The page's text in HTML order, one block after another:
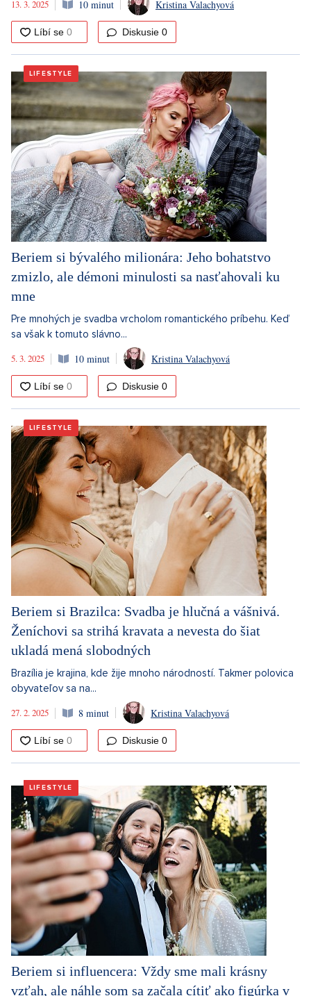
13. 3. 2025 10 minut Kristina Valachyová
Diskusie 0
LIFESTYLE
Beriem si bývalého milionára: Jeho bohatstvo
zmizlo, ale démoni minulosti sa nasťahovali ku
mne
Pre mnohých je svadba vrcholom romantického príbehu. Keď
sa však k tomuto slávno...
5. 3. 2025
10 minut Kristina Valachyová
Diskusie 0
LIFESTYLE
Beriem si Brazilca: Svadba je hlučná a vášnivá.
Ženíchovi sa strihá kravata a nevesta do šiat
ukladá mená slobodných
Brazília je krajina, kde žije mnoho národností. Takmer polovica
obyvateľov sa na...
27. 2. 2025
8 minut Kristina Valachyová
Diskusie 0
LIFESTYLE
Beriem si influencera: Vždy sme mali krásny
vzťah, ale náhle som sa začala cítiť ako figúrka v